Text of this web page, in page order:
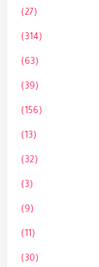
(27)
(314)
(63)
(39)
(156)
(13)
(32)
(3)
(9)
(11)
(30)